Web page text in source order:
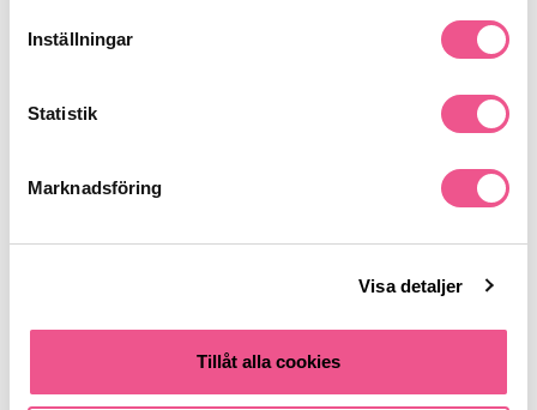
Inställningar
Statistik
Marknadsföring
Visa detaljer
Tillåt alla cookies
Hi-Lite Slinghätta Silikon De
Luxe
LÄGG I VARUKORGEN
Hi-Lite Slinghätta Silikon Large
LÄGG I VARUKORGEN